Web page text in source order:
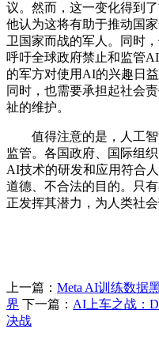
议。然而，这一变化得到
他认为这将有助于推动国
卫国家而战的军人。同时
呼吁全球政府禁止和监管
的军方对使用AI的兴趣日
同时，也需要承担起社会
祉的维护。
值得注意的是，人工智
监管。各国政府、国际组
AI技术的研发和应用符合
道德、不合法的目的。只
正发挥其潜力，为人类社会
上一篇： Meta AI训练数据
界 下一篇： AI上车之战：
决战